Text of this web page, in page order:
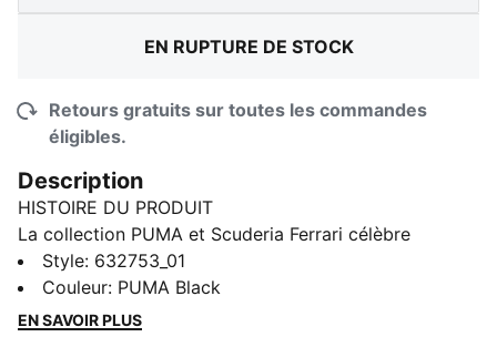
EN RUPTURE DE STOCK
Retours gratuits sur toutes les commandes
éligibles.
Description
HISTOIRE DU PRODUIT
La collection PUMA et Scuderia Ferrari célèbre
l’excellence du sport automobile et à l’héritage
légendaire de Ferrari dans le milieu de la course. Cette
ligne de chaussures, de vêtements et d’accessoires
Style: 632753_01
Couleur: PUMA Black
EN SAVOIR PLUS